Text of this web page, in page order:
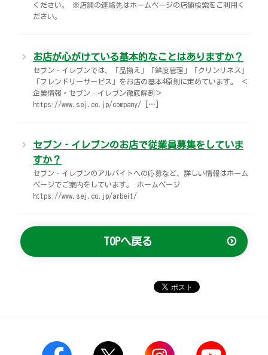
ください。 ※店舗の連絡先はホームページの店舗検索をご利用く
ださい。
お店が心がけている基本的なことはありますか？
セブン‐イレブンでは、「品揃え」「鮮度管理」「クリンリネス」
「フレンドリーサービス」をお店の基本4原則に定めています。 ＜
企業情報・セブン‐イレブン徹底解剖＞
https://www.sej.co.jp/company/ […]
セブン‐イレブンのお店で従業員募集をしていま
すか？
セブン‐イレブンのアルバイトへの応募など、詳しい情報はホーム
ページでご案内をしています。 ホームページ
https://www.sej.co.jp/arbeit/
TOPへ戻る